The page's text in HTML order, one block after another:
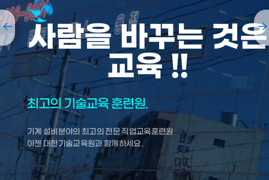
사람을 바꾸는 것은
교육 !!
최고의 기술교육 훈련원.
기계 설비분야의 최고의 전문 직업교육훈련원
이젠 대한기술교육원과 함께하세요.